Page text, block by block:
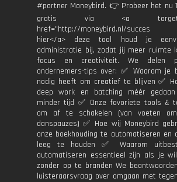
#partner Moneybird. 👉 Probeer het nu
gratis via <a
href="http://moneybird.nl/succes
hier</a> deze tool houd je
administratie bij, zodat jij meer ruimte
focus en creativiteit. We delen
ondernemers-tips over: ✅ Waarom je
nodig heeft om creatief te blijven ✅
deep work en batching méér
minder tijd ✅ Onze favoriete tools &
om af te schakelen (van voeten
danspauzes) ✅ Hoe wij Moneybird
onze boekhouding te automatiseren en
leeg te houden ✅ Waarom
automatiseren essentieel zijn als je
zonder op te branden We
luisteraarsvraag over omgaan met